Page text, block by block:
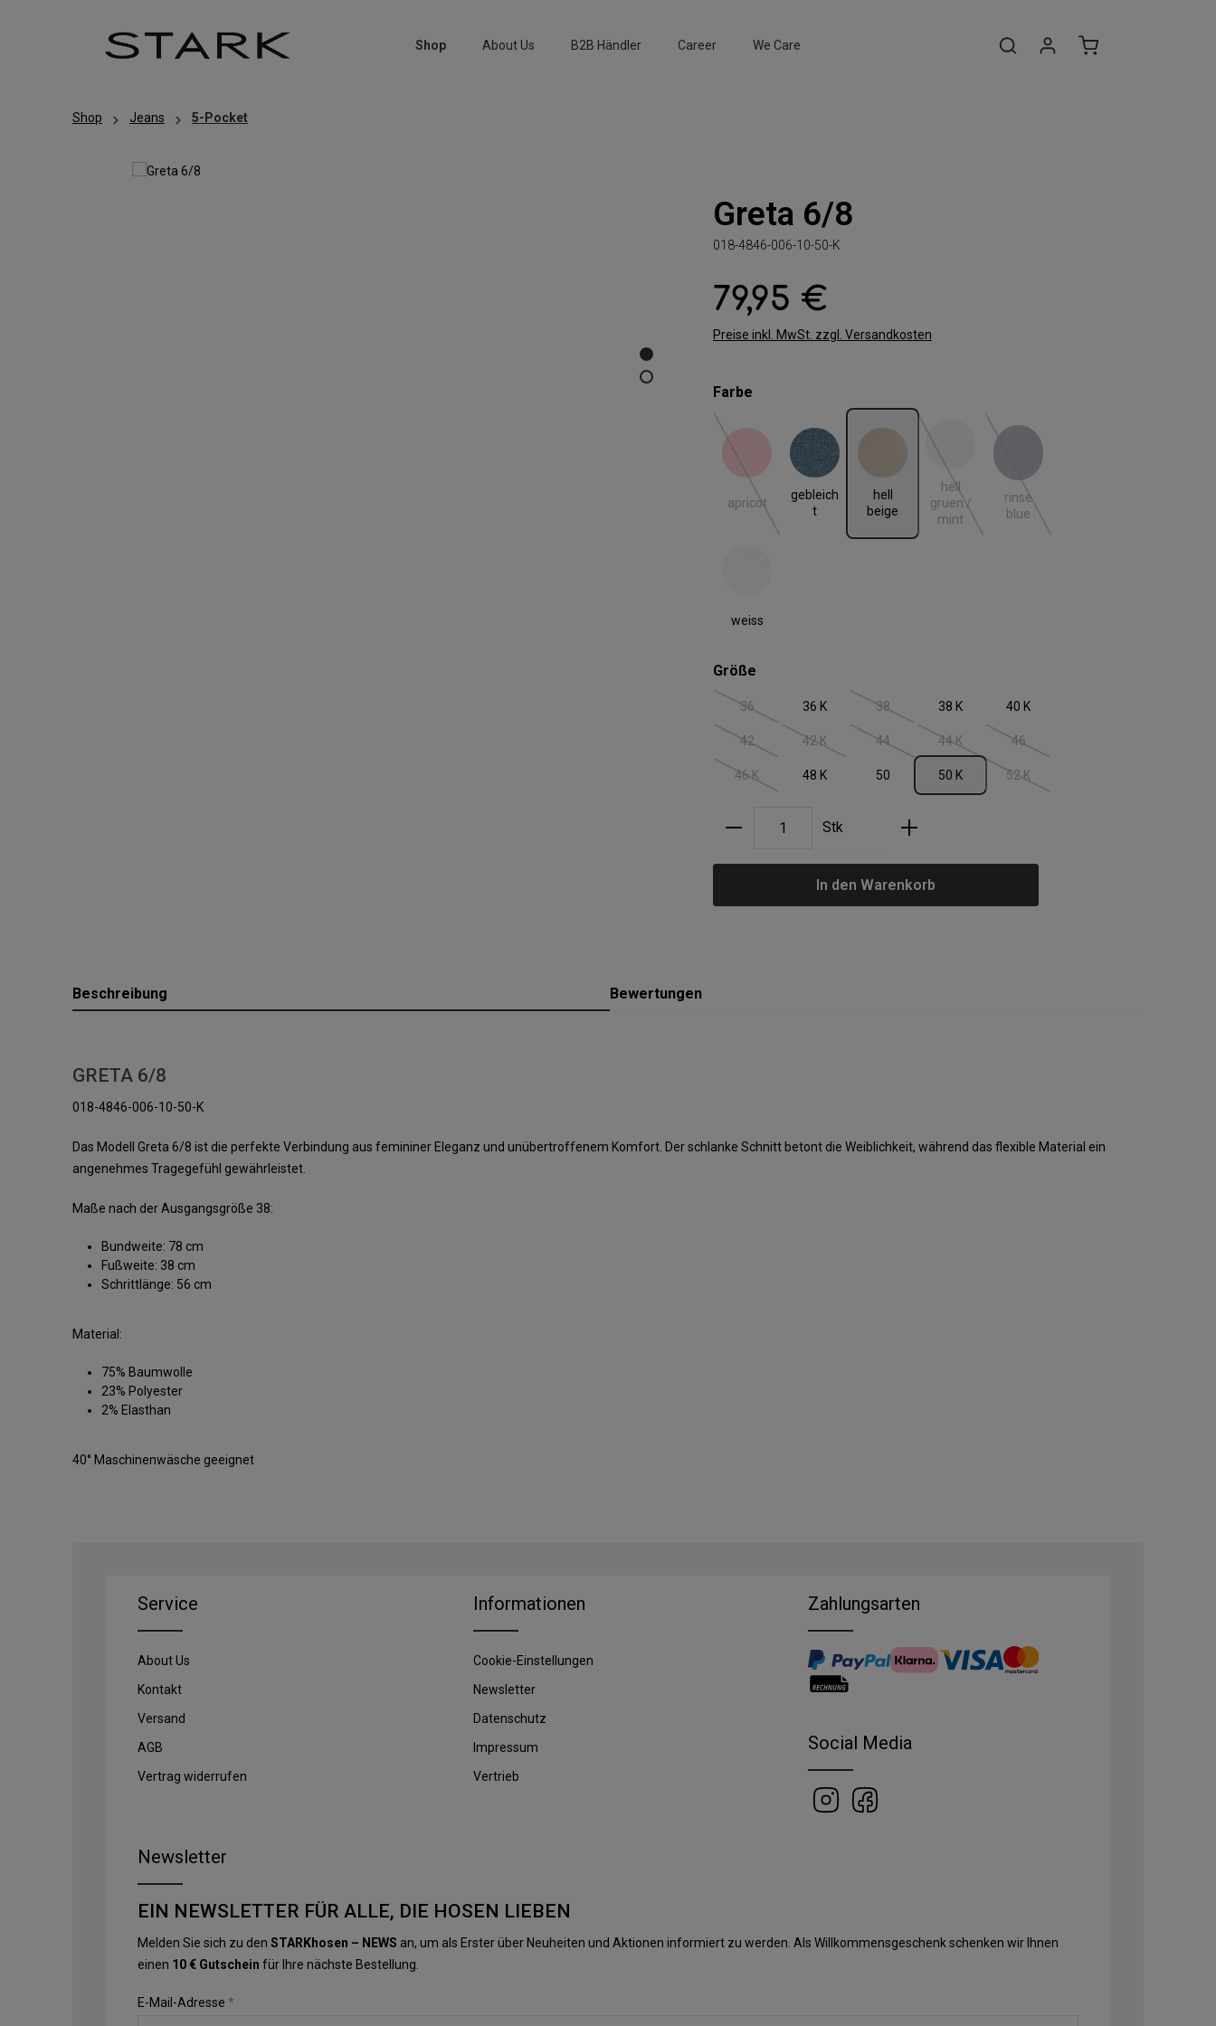
Shop
About Us B2B Händler Career We Care
Shop Jeans 5-Pocket
Greta 6/8
018-4846-006-10-50-K
Regulärer Preis:
79,95 €
Preise inkl. MwSt. zzgl. Versandkosten
Farbe
apricot
apricot
(Diese Option ist zurzeit nicht verfügbar.)
gebleich
t
gebleicht
hell
beige
hell beige
hell
gruen /
mint
hell gruen / mint
(Diese Option ist zurzeit nicht verfügbar.)
rinse
blue
rinse blue
(Diese Option ist zurzeit nicht
weiss
Größe
36(Diese Option ist zurzeit nicht verfügbar.)
36 K 38(Diese Option ist zurzeit nicht verfügbar.)
38 K 40 K
42(Diese Option ist zurzeit nicht verfügbar.)
42 K(Diese Option ist zurzeit nicht verfügbar.)
44(Diese Option ist zurzeit nicht verfügbar.)
44 K(Diese Option ist zurzeit nicht verfügbar.)
46(Diese Option ist zurzeit nicht
46 K(Diese Option ist zurzeit nicht verfügbar.)
48 K 50 50 K 52 K(Diese Option ist zurzeit nicht
Produkt Anzahl: Gib den gewünschten Wert ein
Stk
In den Warenkorb
Beschreibung Bewertungen
GRETA 6/8
018-4846-006-10-50-K
Das Modell Greta 6/8 ist die perfekte Verbindung aus femininer Eleganz und unübertroffenem Komfort. Der schlanke Schnitt betont die Weiblichkeit, während das flexible Material ein
angenehmes Tragegefühl gewährleistet.
Maße nach der Ausgangsgröße 38:
Bundweite: 78 cm
Fußweite: 38 cm
Schrittlänge: 56 cm
Material:
75% Baumwolle
23% Polyester
2% Elasthan
40° Maschinenwäsche geeignet
Service
About Us
Kontakt
Versand
AGB
Vertrag widerrufen
Informationen
Cookie-Einstellungen
Newsletter
Datenschutz
Impressum
Vertrieb
Zahlungsarten
Social Media
Newsletter
EIN NEWSLETTER FÜR ALLE, DIE HOSEN LIEBEN
Melden Sie sich zu den STARKhosen – NEWS an, um als Erster über Neuheiten und Aktionen informiert zu werden. Als Willkommensgeschenk schenken wir Ihnen
einen 10 € Gutschein für Ihre nächste Bestellung.
E-Mail-Adresse *